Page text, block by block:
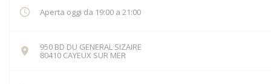
Aperta oggi da 19:00 a 21:00
950 BD DU GENERAL SIZAIRE
80410 CAYEUX SUR MER